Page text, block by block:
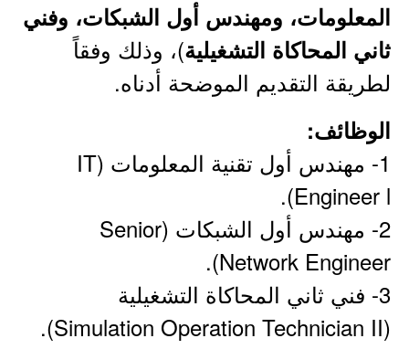
المعلومات، ومهندس أول الشبكات، وفني
ثاني المحاكاة التشغيلية)، وذلك وفقاً
لطريقة التقديم الموضحة أدناه.
الوظائف:
1- مهندس أول تقنية المعلومات (IT
Engineer l).
2- مهندس أول الشبكات (Senior
Network Engineer).
3- فني ثاني المحاكاة التشغيلية
(Simulation Operation Technician II).